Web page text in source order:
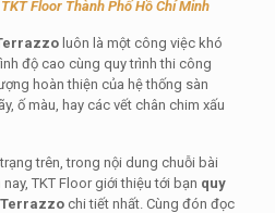
Floor Thành Phố Hồ Chí Minh
luôn là một công việc khó
độ cao cùng quy trình thi công
hoàn thiện của hệ thống sàn
ố màu, hay các vết chân chim xấu
trên, trong nội dung chuỗi bài
TKT Floor giới thiệu tới bạn quy
chi tiết nhất. Cùng đón đọc